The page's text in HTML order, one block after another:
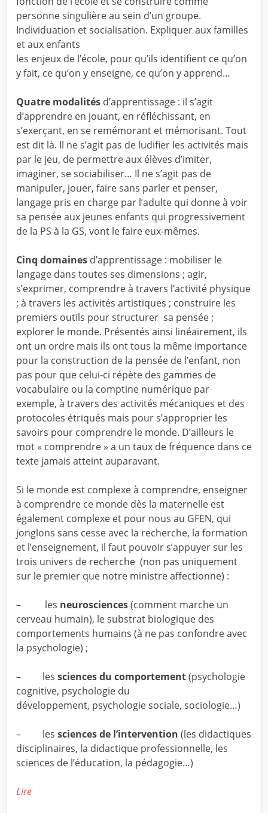
personne singulière au sein d’un groupe.
Individuation et socialisation. Expliquer aux familles
et aux enfants
les enjeux de l’école, pour qu’ils identifient ce qu’on
y fait, ce qu’on y enseigne, ce qu’on y apprend…
Quatre modalitésd’apprentissage : il s’agit
d’apprendre en jouant, en réfléchissant, en
s’exerçant, en se remémorant et mémorisant. Tout
est dit là. Il ne s’agit pas de ludifier les activités mais
par le jeu, de permettre aux élèves d’imiter,
imaginer, se sociabiliser… Il ne s’agit pas de
manipuler, jouer, faire sans parler et penser,
langage pris en charge par l’adulte qui donne à voir
sa pensée aux jeunes enfants qui progressivement
de la PS à la GS, vont le faire eux-mêmes.
Cinq domainesd’apprentissage : mobiliser le
langage dans toutes ses dimensions ; agir,
s’exprimer, comprendre à travers l’activité physique
; à travers les activités artistiques ; construire les
premiers outils pour structurer sa pensée ;
explorer le monde. Présentés ainsi linéairement, ils
ont un ordre mais ils ont tous la même importance
pour la construction de la pensée de l’enfant, non
pas pour que celui-ci répète des gammes de
vocabulaire ou la comptine numérique par
exemple, à travers des activités mécaniques et des
protocoles étriqués mais pour s’approprier les
savoirs pour comprendre le monde. D’ailleurs le
mot « comprendre » a un taux de fréquence dans ce
texte jamais atteint auparavant.
Si le monde est complexe à comprendre, enseigner
à comprendre ce monde dès la maternelle est
également complexe et pour nous au GFEN, qui
jonglons sans cesse avec la recherche, la formation
et l’enseignement, il faut pouvoir s’appuyer sur les
trois univers de recherche (non pas uniquement
sur le premier que notre ministre affectionne) :
– les neurosciences(comment marche un
cerveau humain), le substrat biologique des
comportements humains (à ne pas confondre avec
la psychologie) ;
– les sciences du comportement(psychologie
cognitive, psychologie du
développement, psychologie sociale, sociologie…)
– les sciences de l’intervention (les didactiques
disciplinaires, la didactique professionnelle, les
sciences de l’éducation, la pédagogie…)
Lire